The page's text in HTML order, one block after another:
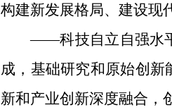
构建新发展格局、建设现
——科技自立自强水
成，基础研究和原始创
新和产业创新深度融合，